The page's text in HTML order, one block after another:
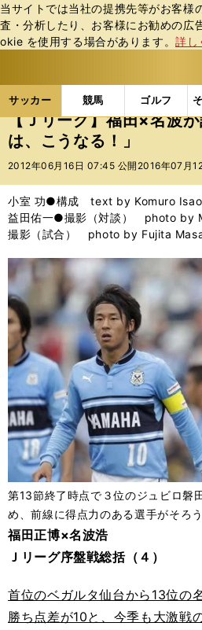
当サイトでは当社の提携先等がお客様
査・分析したり、お客様にお勧めの広
okie を使⽤する場合があります。詳し
サッカー 競馬 ゴルフ
ス
ポ
ル
バ
サッカーの記事一覧 Jリ
【Ｊリーグ】福田×名波
は、こうなる！」
2012年06月16日 07:45 公開 2016年07月
小室 功●構成 text by Komuro Isao
益田佑一●撮影（対談） photo by
撮影（試合） photo by Fujita
第13節終了時点で３位のジュビロ磐
め、前線に得点力のある選手がそろう
福田正博×名波浩
Ｊリーグ序盤戦総括（４）
首位のベガルタ仙台から13位の
勝ち点差が10と、今季も大激戦